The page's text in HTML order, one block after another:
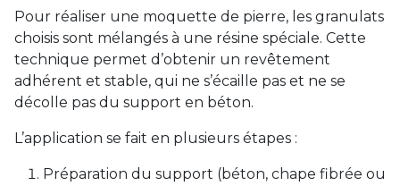
Pour réaliser une moquette de pierre, les granulats
choisis sont mélangés à une résine spéciale. Cette
technique permet d’obtenir un revêtement
adhérent et stable, qui ne s’écaille pas et ne se
décolle pas du support en béton.
L’application se fait en plusieurs étapes :
Préparation du support (béton, chape fibrée ou